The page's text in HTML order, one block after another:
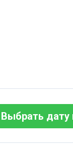
Выбрать дату